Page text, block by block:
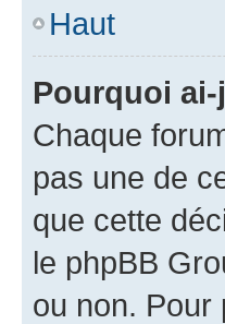
Haut
Pourquoi
Chaque
pas une de
que cette
le phpBB
ou non. Pour